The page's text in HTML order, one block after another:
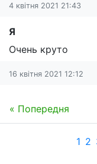
4 квітня 2021 21:43
Я
Очень круто
16 квітня 2021 12:12
« Попередня
1 2